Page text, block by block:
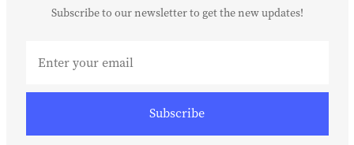
Subscribe to our newsletter to get the new updates!
Subscribe